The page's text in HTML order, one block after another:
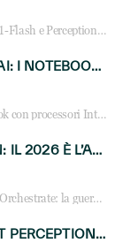
Microsoft lancia MAI-Cyber-1-Flash e Perception: cybersecurity agentica in preview dal 3 novembre. Cosa cambia per MSP, system integrator e reseller.
HP ELITEBOOK CON AI: I NOTEBOOK BUSINESS INTELLIGENTI CHE TRASFORMANO PRODUTTIVITÀ, SICUREZZA E LAVORO IBRIDO
Scopri la gamma HP EliteBook con processori Intel® Core™ Ultra e AMD Ryzen™ AI. Notebook business progettati per aumentare la produttività, migliorare la collaborazione e garantire sicurezza avanzata in ufficio e in mobilità.
AI AGENT PLATFORM: IL 2026 È L’ANNO DEL «SISTEMA OPERATIVO» PER GLI AGENTI AZIENDALI
Frontier, Foundry e watsonx Orchestrate: la guerra delle piattaforme AI agent ridisegna il mercato IT. Cosa cambia per reseller, MSP e system integrator.
MICROSOFT PROJECT PERCEPTION: COME GLI AGENTI AI CAMBIERANNO SOC, CYBERSECURITY E SERVIZI MSP